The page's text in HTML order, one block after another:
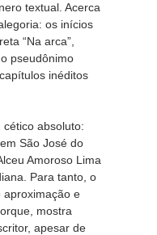
textual. Acerca
os inícios
“Na arca”,
pseudônimo
inéditos
absoluto:
São José do
Amoroso Lima
Para tanto, o
aproximação e
mostra
apesar de